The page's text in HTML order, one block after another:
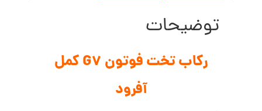
توضیحات
رکاب تخت فوتون G7 کمل
آفرود